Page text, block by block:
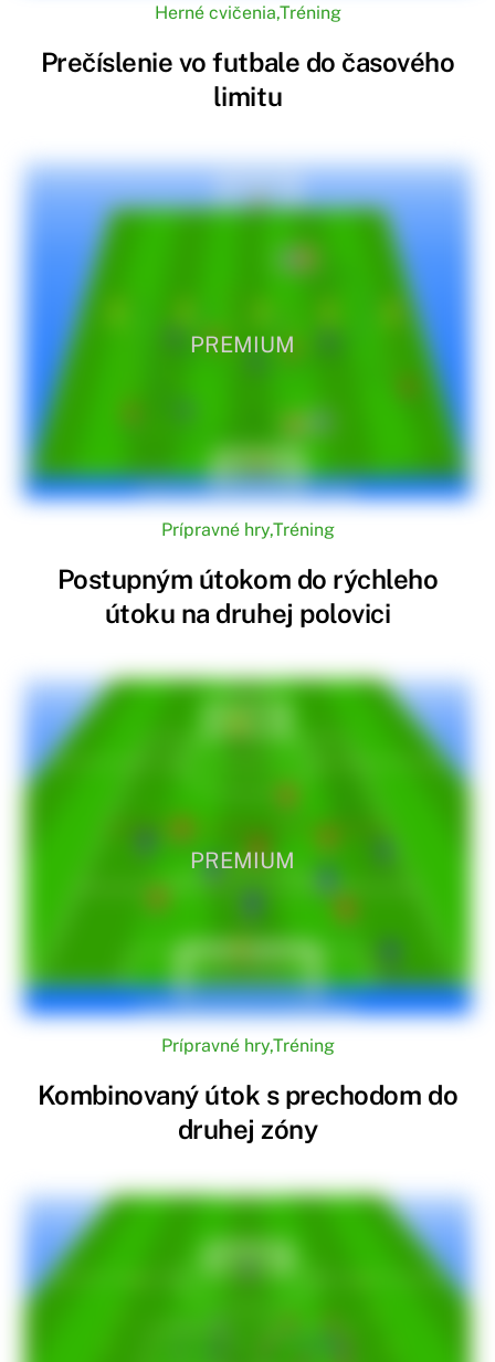
Herné cvičenia,Tréning
Prečíslenie vo futbale do časového
limitu
PREMIUM
Prípravné hry,Tréning
Postupným útokom do rýchleho
útoku na druhej polovici
PREMIUM
Prípravné hry,Tréning
Kombinovaný útok s prechodom do
druhej zóny